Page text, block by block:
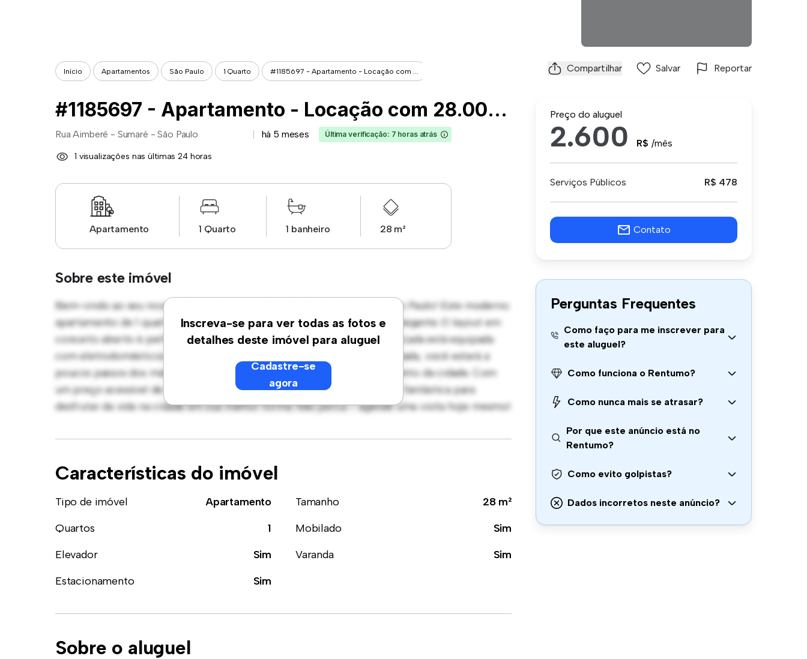
Início Apartamentos São Paulo 1 Quarto #1185697 - Apartamento - Locação com ... Compartilhar Salvar Reportar
#1185697 - Apartamento - Locação com 28.00 m² , 1 Quarto(s), por R$ 2.600
Rua Aimberê - Sumaré - São Paulo há 5 meses Última verificação: 7 horas atrás
1 visualizações nas últimas 24 horas
Apartamento 1 Quarto 1 banheiro 28 m²
Sobre este imóvel
Inscreva-se para ver todas as fotos e
detalhes deste imóvel para aluguel
Cadastre-se
agora
Bem-vindo ao seu novo refúgio urbano em Rua Aimberê - Sumaré - São Paulo! Este moderno
apartamento de 1 quartos oferece um espaço de vida elegante e aconchegante. O layout em
conceito aberto é perfeito para receber convidados, e a cozinha sofisticada está equipada
com eletrodomésticos de última geração. Com sua localização privilegiada, você estará a
poucos passos dos melhores restaurantes, lojas e locais de entretenimento da cidade. Com
um preço acessível de R$ 2.600, este apartamento é uma oportunidade fantástica para
desfrutar da vida na cidade em sua melhor forma. Não perca – agende uma visita hoje mesmo!
Características do imóvel
Tipo de imóvel Apartamento Tamanho
28 m²
Quartos
1 Mobilado
Sim
Elevador
Sim Varanda
Sim
Estacionamento
Sim
Sobre o aluguel
Preço do aluguel
2.600 R$ /mês
Serviços Públicos R$ 478
Contato
Perguntas Frequentes
Como faço para me inscrever para
este aluguel?
Como funciona o Rentumo?
Como nunca mais se atrasar?
Por que este anúncio está no
Rentumo?
Como evito golpistas?
Dados incorretos neste anúncio?